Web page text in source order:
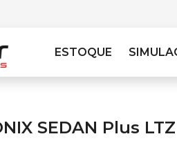
ESTOQUE
SEDAN Plus LTZ